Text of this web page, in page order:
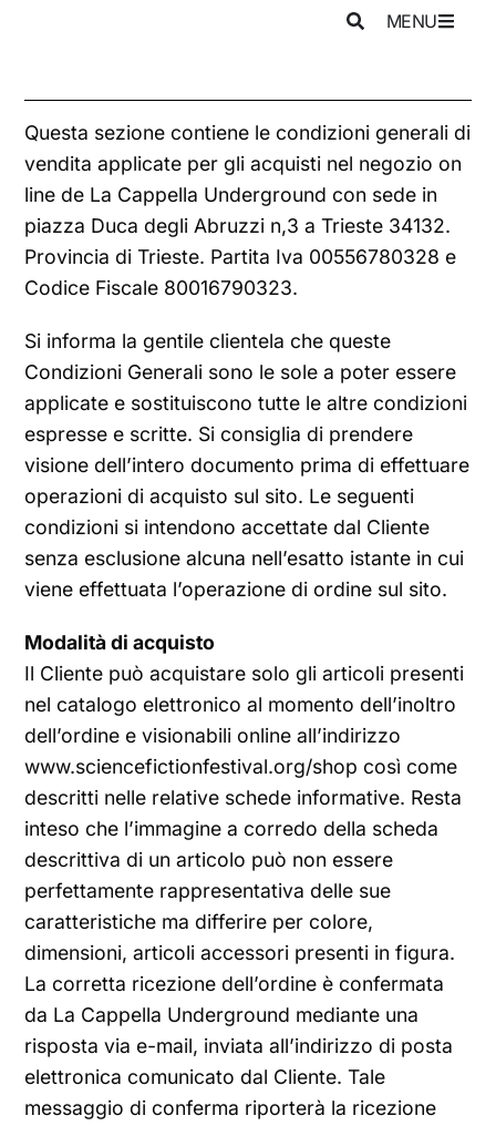
MENU
Questa sezione contiene le condizioni generali di
vendita applicate per gli acquisti nel negozio on
line de La Cappella Underground con sede in
piazza Duca degli Abruzzi n,3 a Trieste 34132.
Provincia di Trieste. Partita Iva 00556780328 e
Codice Fiscale 80016790323.
Si informa la gentile clientela che queste
Condizioni Generali sono le sole a poter essere
applicate e sostituiscono tutte le altre condizioni
espresse e scritte. Si consiglia di prendere
visione dell’intero documento prima di effettuare
operazioni di acquisto sul sito. Le seguenti
condizioni si intendono accettate dal Cliente
senza esclusione alcuna nell’esatto istante in cui
viene effettuata l’operazione di ordine sul sito.
Modalità di acquisto
Il Cliente può acquistare solo gli articoli presenti
nel catalogo elettronico al momento dell’inoltro
dell’ordine e visionabili online all’indirizzo
www.sciencefictionfestival.org/shop così come
descritti nelle relative schede informative. Resta
inteso che l’immagine a corredo della scheda
descrittiva di un articolo può non essere
perfettamente rappresentativa delle sue
caratteristiche ma differire per colore,
dimensioni, articoli accessori presenti in figura.
La corretta ricezione dell’ordine è confermata
da La Cappella Underground mediante una
risposta via e-mail, inviata all’indirizzo di posta
elettronica comunicato dal Cliente. Tale
messaggio di conferma riporterà la ricezione